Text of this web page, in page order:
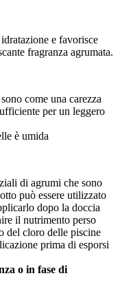
e favorisce
fragranza agrumata.
come una carezza
per un leggero
è umida
di agrumi che sono
può essere utilizzato
dopo la doccia
il nutrimento perso
del cloro delle piscine
prima di esporsi
o in fase di